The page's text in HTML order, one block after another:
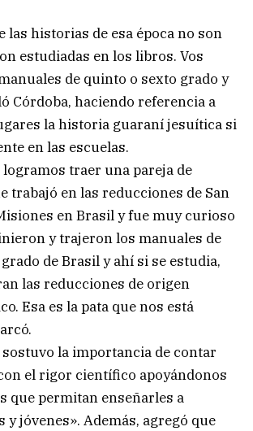
las historias de esa época no son
estudiadas en los libros. Vos
de quinto o sexto grado y
Córdoba, haciendo referencia a
la historia guaraní jesuítica si
en las escuelas.
logramos traer una pareja de
trabajó en las reducciones de San
en Brasil y fue muy curioso
y trajeron los manuales de
de Brasil y ahí si se estudia,
las reducciones de origen
Esa es la pata que nos está
la importancia de contar
el rigor científico apoyándonos
que permitan enseñarles a
jóvenes». Además, agregó que